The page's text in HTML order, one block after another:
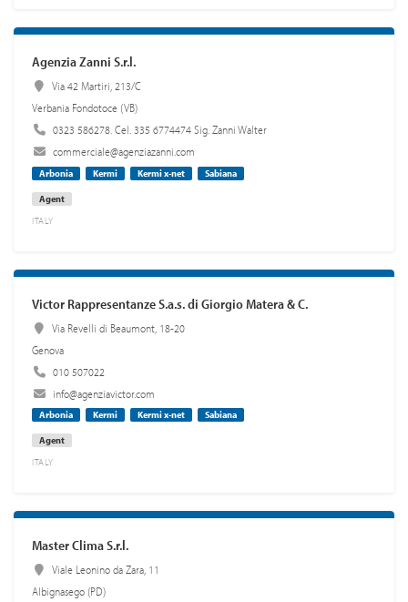
Agenzia Zanni S.r.l.
Via 42 Martiri, 213/C
Verbania Fondotoce (VB)
0323 586278. Cel. 335 6774474 Sig. Zanni Walter
commerciale@agenziazanni.com
Arbonia Kermi Kermi x-net
Sabiana
Agent
ITALY
Victor Rappresentanze S.a.s. di Giorgio Matera & C.
Via Revelli di Beaumont, 18-20
Genova
010 507022
info@agenziavictor.com
Arbonia Kermi Kermi x-net
Sabiana
Agent
ITALY
Master Clima S.r.l.
Viale Leonino da Zara, 11
Albignasego (PD)